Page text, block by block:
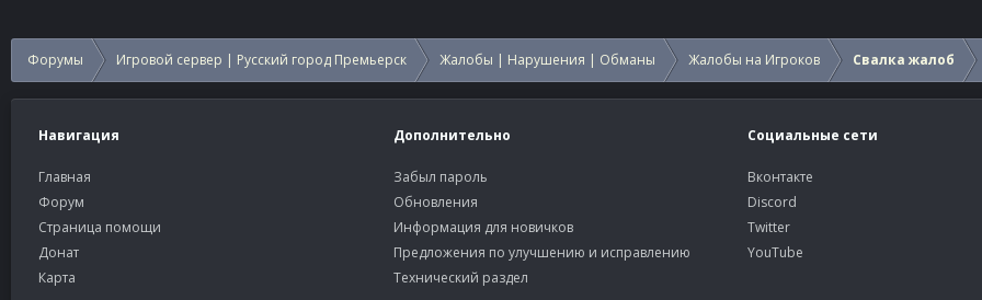
Форумы Игровой сервер | Русский город Премьерск Жалобы | Нарушения | Обманы Жалобы на Игроков Свалка жалоб
Навигация
Главная
Форум
Страница помощи
Донат
Карта
Дополнительно
Забыл пароль
Обновления
Информация для новичков
Предложения по улучшению и исправлению
Технический раздел
Социальные сети
Вконтакте
Discord
Twitter
YouTube